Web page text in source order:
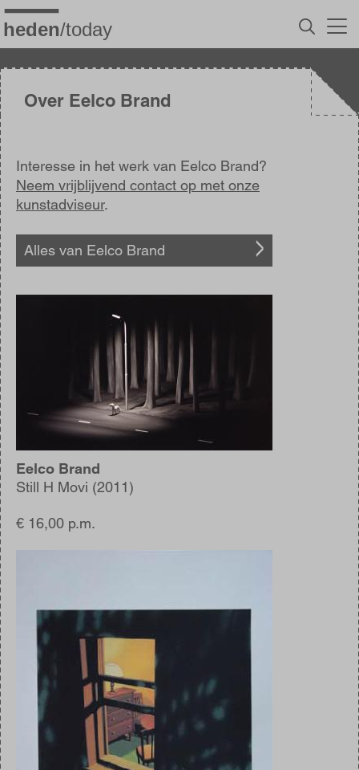
Overslaan
en
naar
inhoud
gaanOver Eelco Brand
Interesse in het werk van Eelco Brand?
Neem vrijblijvend contact op met onze
kunstadviseur.
Alles van Eelco Brand
Eelco Brand
Still H Movi (2011)
€ 16,00 p.m.